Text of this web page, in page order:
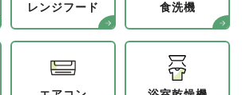
レンジフード 食洗機